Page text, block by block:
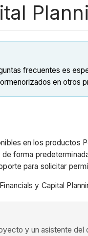
frecuentes es
en otros
en los productos
forma
para solicitar
y Capital
y un asistente